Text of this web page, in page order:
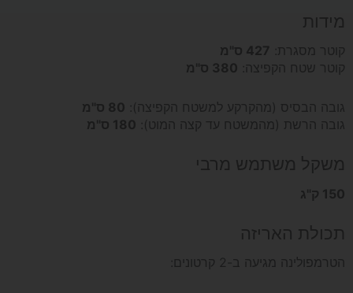
מידות
קוטר מסגרת: 427 ס"מ
קוטר שטח הקפיצה: 380 ס"מ
גובה הבסיס (מהקרקע למשטח הקפיצה): 80 ס"מ
גובה הרשת (מהמשטח עד קצה המוט): 180 ס"מ
משקל משתמש מרבי
150 ק"ג
תכולת האריזה
הטרמפולינה מגיעה ב-2 קרטונים: